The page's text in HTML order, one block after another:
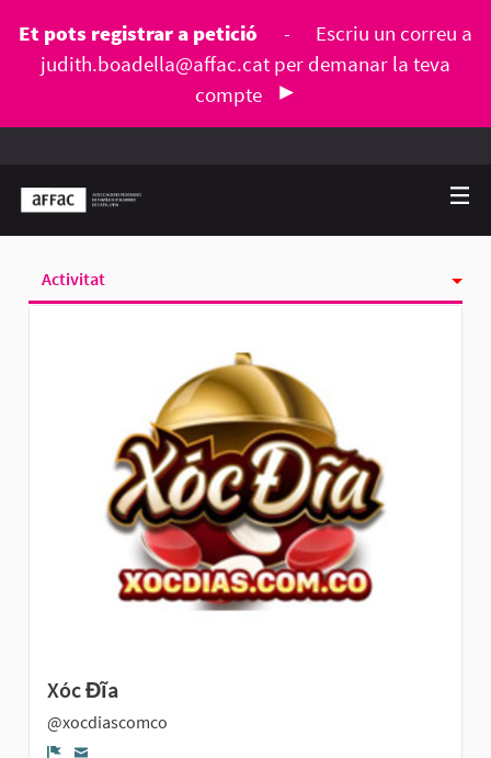
Et pots registrar a petició -
Escriu un correu a
judith.boadella@affac.cat per demanar la teva
compte
Activitat
Xóc Đĩa
@xocdiascomco